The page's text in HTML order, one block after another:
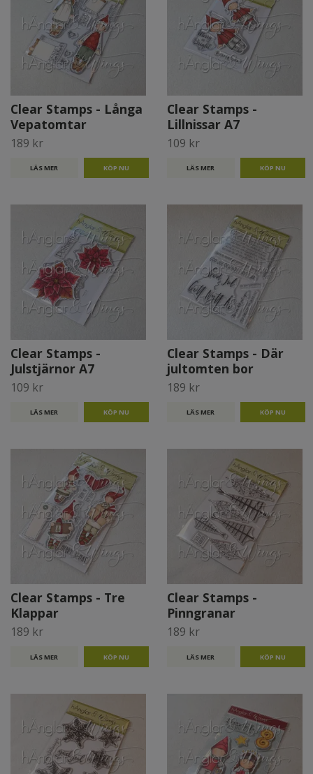
Clear Stamps - Långa
Vepatomtar
189 kr
LÄS MER
Clear Stamps -
Lillnissar A7
109 kr
LÄS MER
Clear Stamps -
Julstjärnor A7
109 kr
LÄS MER
Clear Stamps - Där
jultomten bor
189 kr
LÄS MER
Clear Stamps - Tre
Klappar
189 kr
LÄS MER
Clear Stamps -
Pinngranar
189 kr
LÄS MER